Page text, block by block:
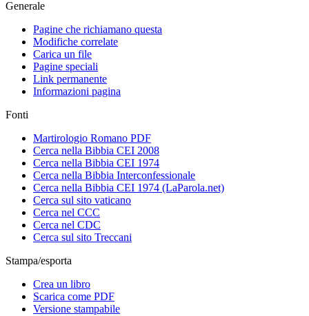
Generale
Pagine che richiamano questa
Modifiche correlate
Carica un file
Pagine speciali
Link permanente
Informazioni pagina
Fonti
Martirologio Romano PDF
Cerca nella Bibbia CEI 2008
Cerca nella Bibbia CEI 1974
Cerca nella Bibbia Interconfessionale
Cerca nella Bibbia CEI 1974 (LaParola.net)
Cerca sul sito vaticano
Cerca nel CCC
Cerca nel CDC
Cerca sul sito Treccani
Stampa/esporta
Crea un libro
Scarica come PDF
Versione stampabile